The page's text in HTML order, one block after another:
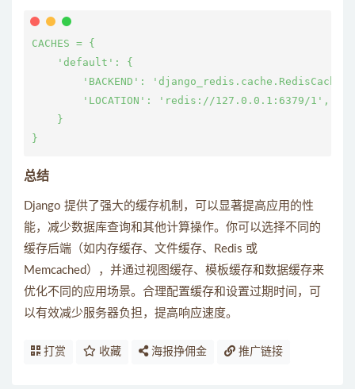
CACHES = {
    'default': {
        'BACKEND': 'django_redis.cache.RedisCache',
        'LOCATION': 'redis://127.0.0.1:6379/1',
    }
总结
Django 提供了强大的缓存机制，可以显著提高应用的性
能，减少数据库查询和其他计算操作。你可以选择不同的
缓存后端（如内存缓存、文件缓存、Redis 或
Memcached），并通过视图缓存、模板缓存和数据缓存来
优化不同的应用场景。合理配置缓存和设置过期时间，可
以有效减少服务器负担，提高响应速度。
打赏 收藏 海报挣佣金 推广链接